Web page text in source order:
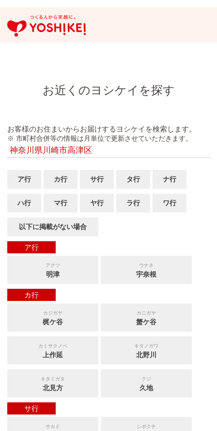
お近くのヨシケイを探す
お客様のお住まいからお届けするヨシケイを検索します。
※ 市町村合併等の情報は月単位で更新させていただきます。
神奈川県川崎市高津区
ア行 カ行 サ行 タ行 ナ行
ハ行 マ行 ヤ行 ラ行 ワ行
以下に掲載がない場合
ア行
アクツ
明津
ウナネ
宇奈根
カ行
カジガヤ
梶ケ谷
カニガヤ
蟹ケ谷
カミサクノベ
上作延
キタノガワ
北野川
キタミガタ
北見方
クジ
久地
サ行
サカド シボクチ